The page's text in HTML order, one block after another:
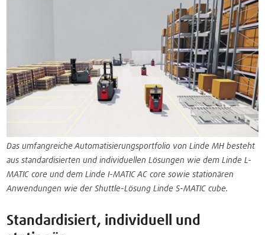
Das umfangreiche Automatisierungsportfolio von Linde MH besteht
aus standardisierten und individuellen Lösungen wie dem Linde L-
MATIC core und dem Linde I-MATIC AC core sowie stationären
Anwendungen wie der Shuttle-Lösung Linde S-MATIC cube.
Standardisiert, individuell und